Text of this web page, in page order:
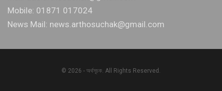
Mobile: 01871 017024
News Mail: news.arthosuchak@gmail.com
© 2026 - অর্থসূচক. All Rights Reserved.